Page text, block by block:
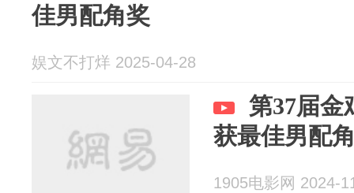
佳男配角奖
娱文不打烊 2025-04-28
第37届金
获最佳男配
1905电影网 2024-